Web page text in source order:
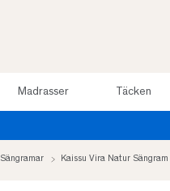
Madrasser Täcken
Sängramar Kaissu Vira Natur Sängram